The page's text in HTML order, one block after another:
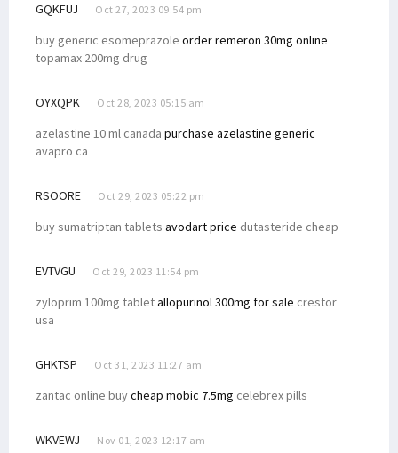
GQKFUJ Oct 27, 2023 09:54 pm
buy generic esomeprazole order remeron 30mg online
topamax 200mg drug
OYXQPK Oct 28, 2023 05:15 am
azelastine 10 ml canada purchase azelastine generic
avapro ca
RSOORE Oct 29, 2023 05:22 pm
buy sumatriptan tablets avodart price dutasteride cheap
EVTVGU Oct 29, 2023 11:54 pm
zyloprim 100mg tabletallopurinol 300mg for sale crestor
usa
GHKTSP Oct 31, 2023 11:27 am
zantac online buycheap mobic 7.5mg celebrex pills
WKVEWJ Nov 01, 2023 12:17 am